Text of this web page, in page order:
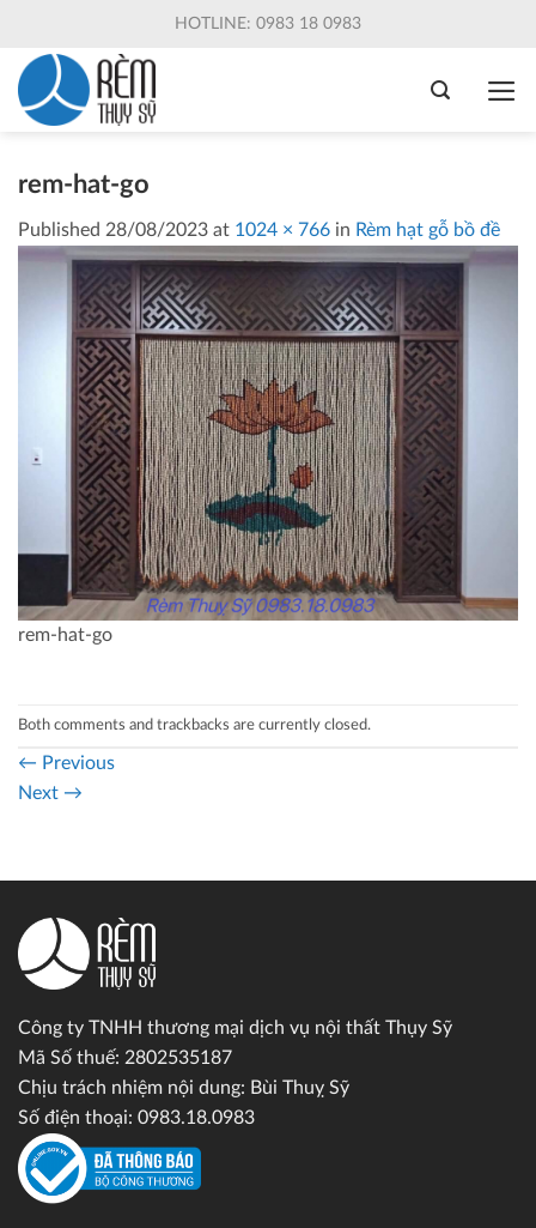
content
HOTLINE: 0983 18 0983
rem-hat-go
Published 28/08/2023 at 1024 × 766 in Rèm hạt gỗ bồ đề
rem-hat-go
Both comments and trackbacks are currently closed.
← Previous
Next →
Công ty TNHH thương mại dịch vụ nội thất Thụy Sỹ
Mã Số thuế: 2802535187
Chịu trách nhiệm nội dung: Bùi Thuỵ Sỹ
Số điện thoại: 0983.18.0983